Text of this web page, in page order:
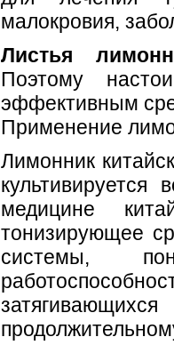
малокровия,
Листья
Поэтому
эффективным
Применение
Лимонник
медицине
тонизирующее
системы,